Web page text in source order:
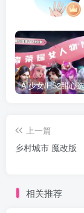
上一篇
乡村城市 魔改版
相关推荐